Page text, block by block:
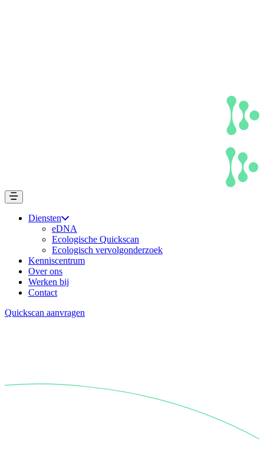
Diensten
eDNA
Ecologische Quickscan
Ecologisch vervolgonderzoek
Kenniscentrum
Over ons
Werken bij
Contact
Quickscan aanvragen